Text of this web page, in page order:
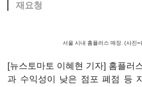
재요청
서울 시내 홈플러스 매장. (사진=
[뉴스토마토 이혜현 기자] 홈플러
과 수익성이 낮은 점포 폐점 등